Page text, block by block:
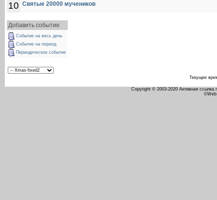
10 Святые 20000 мучеников
Добавить событие
Событие на весь день
Событие на период
Периодическое событие
Текущее
Copyright © 2003-2020 Активная ссылка